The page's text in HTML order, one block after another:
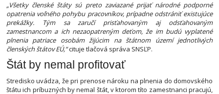
„Všetky členské štáty sú preto zaviazané prijať národné podporné
opatrenia voľného pohybu pracovníkov, prípadne odstrániť existujúce
prekážky. Tým sa zaručí prisťahovaným aj odsťahovaným
zamestnancom a ich nezaopatreným deťom, že im budú vyplatené
plnenia patriace osobám žijúcim na štátnom území jednotlivých
členských štátov EÚ,“cituje tlačová správa SNSĽP.
Štát by nemal profitovať
Stredisko uvádza, že pri prenose nároku na plnenia do domovského
štátu ich príbuzných by nemal štát, v ktorom títo zamestnanci pracujú,